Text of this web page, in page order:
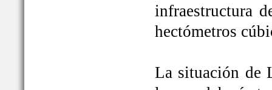
infraestructura
hectómetros
La situación de